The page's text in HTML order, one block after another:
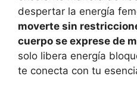
despertar la energía
moverte sin
cuerpo se exprese de
solo libera energía
te conecta con tu